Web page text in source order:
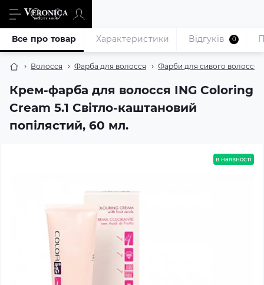
Волосся Фарба для волосся Фарби для сивого волосся
Крем-фарба для волосся ING Coloring
Cream 5.1 Світло-каштановий
попілястий, 60 мл.
Все про товар Характеристики Відгуків 0
в наявності